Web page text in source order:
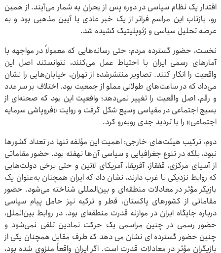
اقتدار یک نظام سیاسی در دوره پس از بحران به شمار می‌آیند. از همین
رو، بازتاب این مراسم فراتر از یک خبر عادی یا آیین مذهبی بود و به
عرصه تحلیل سیاسی و ژئوپلیتیک کشیده شد.
نخست، حضور گسترده مردم: حتی رسانه‌هایی که معمولاً در مواجهه با
آمارهای رسمی ایران با احتیاط عمل می‌کنند، نتوانستند اصل این
واقعیت را انکار کنند. تصاویر منتشرشده از تهران، خیابان‌هایی را نشان
می‌داد که در ساعت‌های طولانی مملو از جمعیت بود. اختلاف بر سر عدد
و رقم، اصل واقعیت را تغییر نمی‌دهد؛ واقعیت این بود که صحنه‌ای از
بسیج اجتماعی در مقیاسی وسیع شکل گرفت و روایت «فروپاشی سرمایه
اجتماعی» را با تردید جدی روبه‌رو کرد.
دوم، ترکیب هیئت‌های خارجی: اهمیت این مؤلفه تنها در تعداد کشورها
نبود، بلکه در تنوع جغرافیایی و سیاسی آن‌ها نهفته بود. حضور مقاماتی
از آسیای مرکزی، قفقاز، آفریقا، آمریکای لاتین و حتی برخی دولت‌هایی
که روابط نزدیکی با غرب دارند، نشان داد که ایران همچنان به‌عنوان یک
بازیگر مؤثر در معادلات منطقه‌ای و بین‌المللی شناخته می‌شود. حضور
مقاماتی از کشورهای پاکستان، قطر و ترکیه نیز حامل پیام سیاسی
درباره جایگاه ایران در موازنه قدرت منطقه‌ای بود. در روابط بین‌الملل،
حضور رسمی در چنین مراسمی یک حرکت نمادین تلقی نمی‌شود و
چنین حضور گسترده ای نشان می دهد که طرف مقابل همچنان یکی از
بازیگران مؤثر در معادلات قدرت است. اگر ایران واقعاً منزوی شده بود،